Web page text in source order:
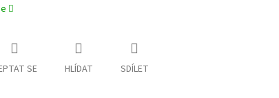
SE HLÍDAT SDÍLET